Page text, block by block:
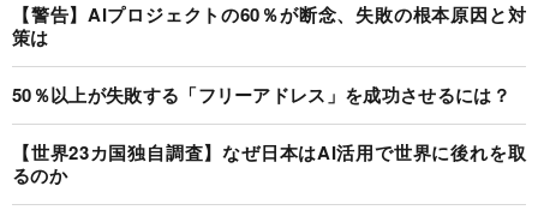
【警告】AIプロジェクトの60％が断念、失敗の根本原因と対
策は
50％以上が失敗する「フリーアドレス」を成功させるには？
【世界23カ国独自調査】なぜ日本はAI活用で世界に後れを取
るのか